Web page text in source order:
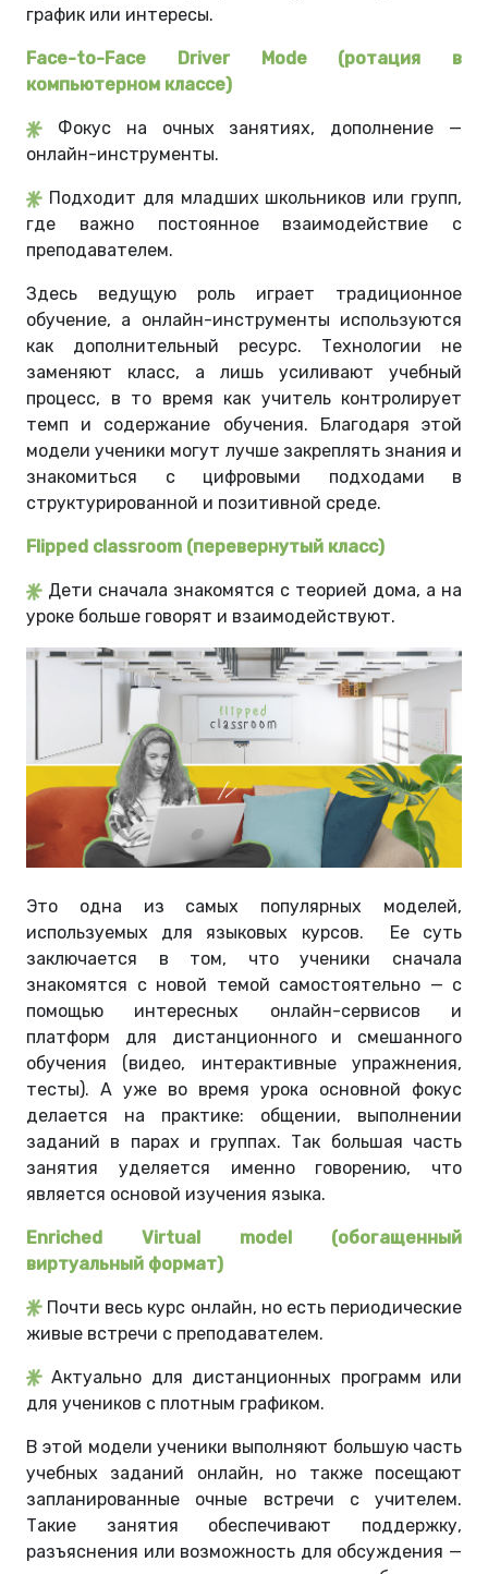
график или интересы.
Face-to-Face Driver Mode (ротация в
компьютерном классе)
Фокус на очных занятиях, дополнение —
онлайн-инструменты.
Подходит для младших школьников или групп,
где важно постоянное взаимодействие с
преподавателем.
Здесь ведущую роль играет традиционное
обучение, а онлайн-инструменты используются
как дополнительный ресурс. Технологии не
заменяют класс, а лишь усиливают учебный
процесс, в то время как учитель контролирует
темп и содержание обучения. Благодаря этой
модели ученики могут лучше закреплять знания и
знакомиться с цифровыми подходами в
структурированной и позитивной среде.
Flipped classroom (перевернутый класс)
Дети сначала знакомятся с теорией дома, а на
уроке больше говорят и взаимодействуют.
Это одна из самых популярных моделей,
используемых для языковых курсов. Ее суть
заключается в том, что ученики сначала
знакомятся с новой темой самостоятельно — с
помощью интересных онлайн-сервисов и
платформ для дистанционного и смешанного
обучения (видео, интерактивные упражнения,
тесты). А уже во время урока основной фокус
делается на практике: общении, выполнении
заданий в парах и группах. Так большая часть
занятия уделяется именно говорению, что
является основой изучения языка.
Enriched Virtual model (обогащенный
виртуальный формат)
Почти весь курс онлайн, но есть периодические
живые встречи с преподавателем.
Актуально для дистанционных программ или
для учеников с плотным графиком.
В этой модели ученики выполняют большую часть
учебных заданий онлайн, но также посещают
запланированные очные встречи с учителем.
Такие занятия обеспечивают поддержку,
разъяснения или возможность для обсуждения —